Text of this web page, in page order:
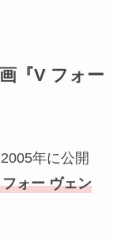
『V フォー
年に公開
ォー ヴェン